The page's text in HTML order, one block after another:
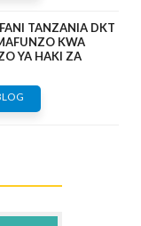
TANZANIA DKT
KWA
YA HAKI ZA